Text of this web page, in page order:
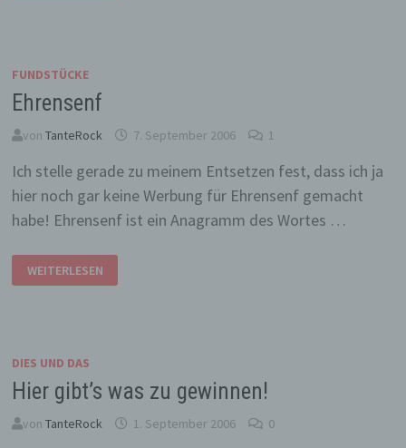
FUNDSTÜCKE
Ehrensenf
von TanteRock 7. September 2006 1
Ich stelle gerade zu meinem Entsetzen fest, dass ich ja
hier noch gar keine Werbung für Ehrensenf gemacht
habe! Ehrensenf ist ein Anagramm des Wortes …
WEITERLESEN
DIES UND DAS
Hier gibt’s was zu gewinnen!
von TanteRock 1. September 2006 0